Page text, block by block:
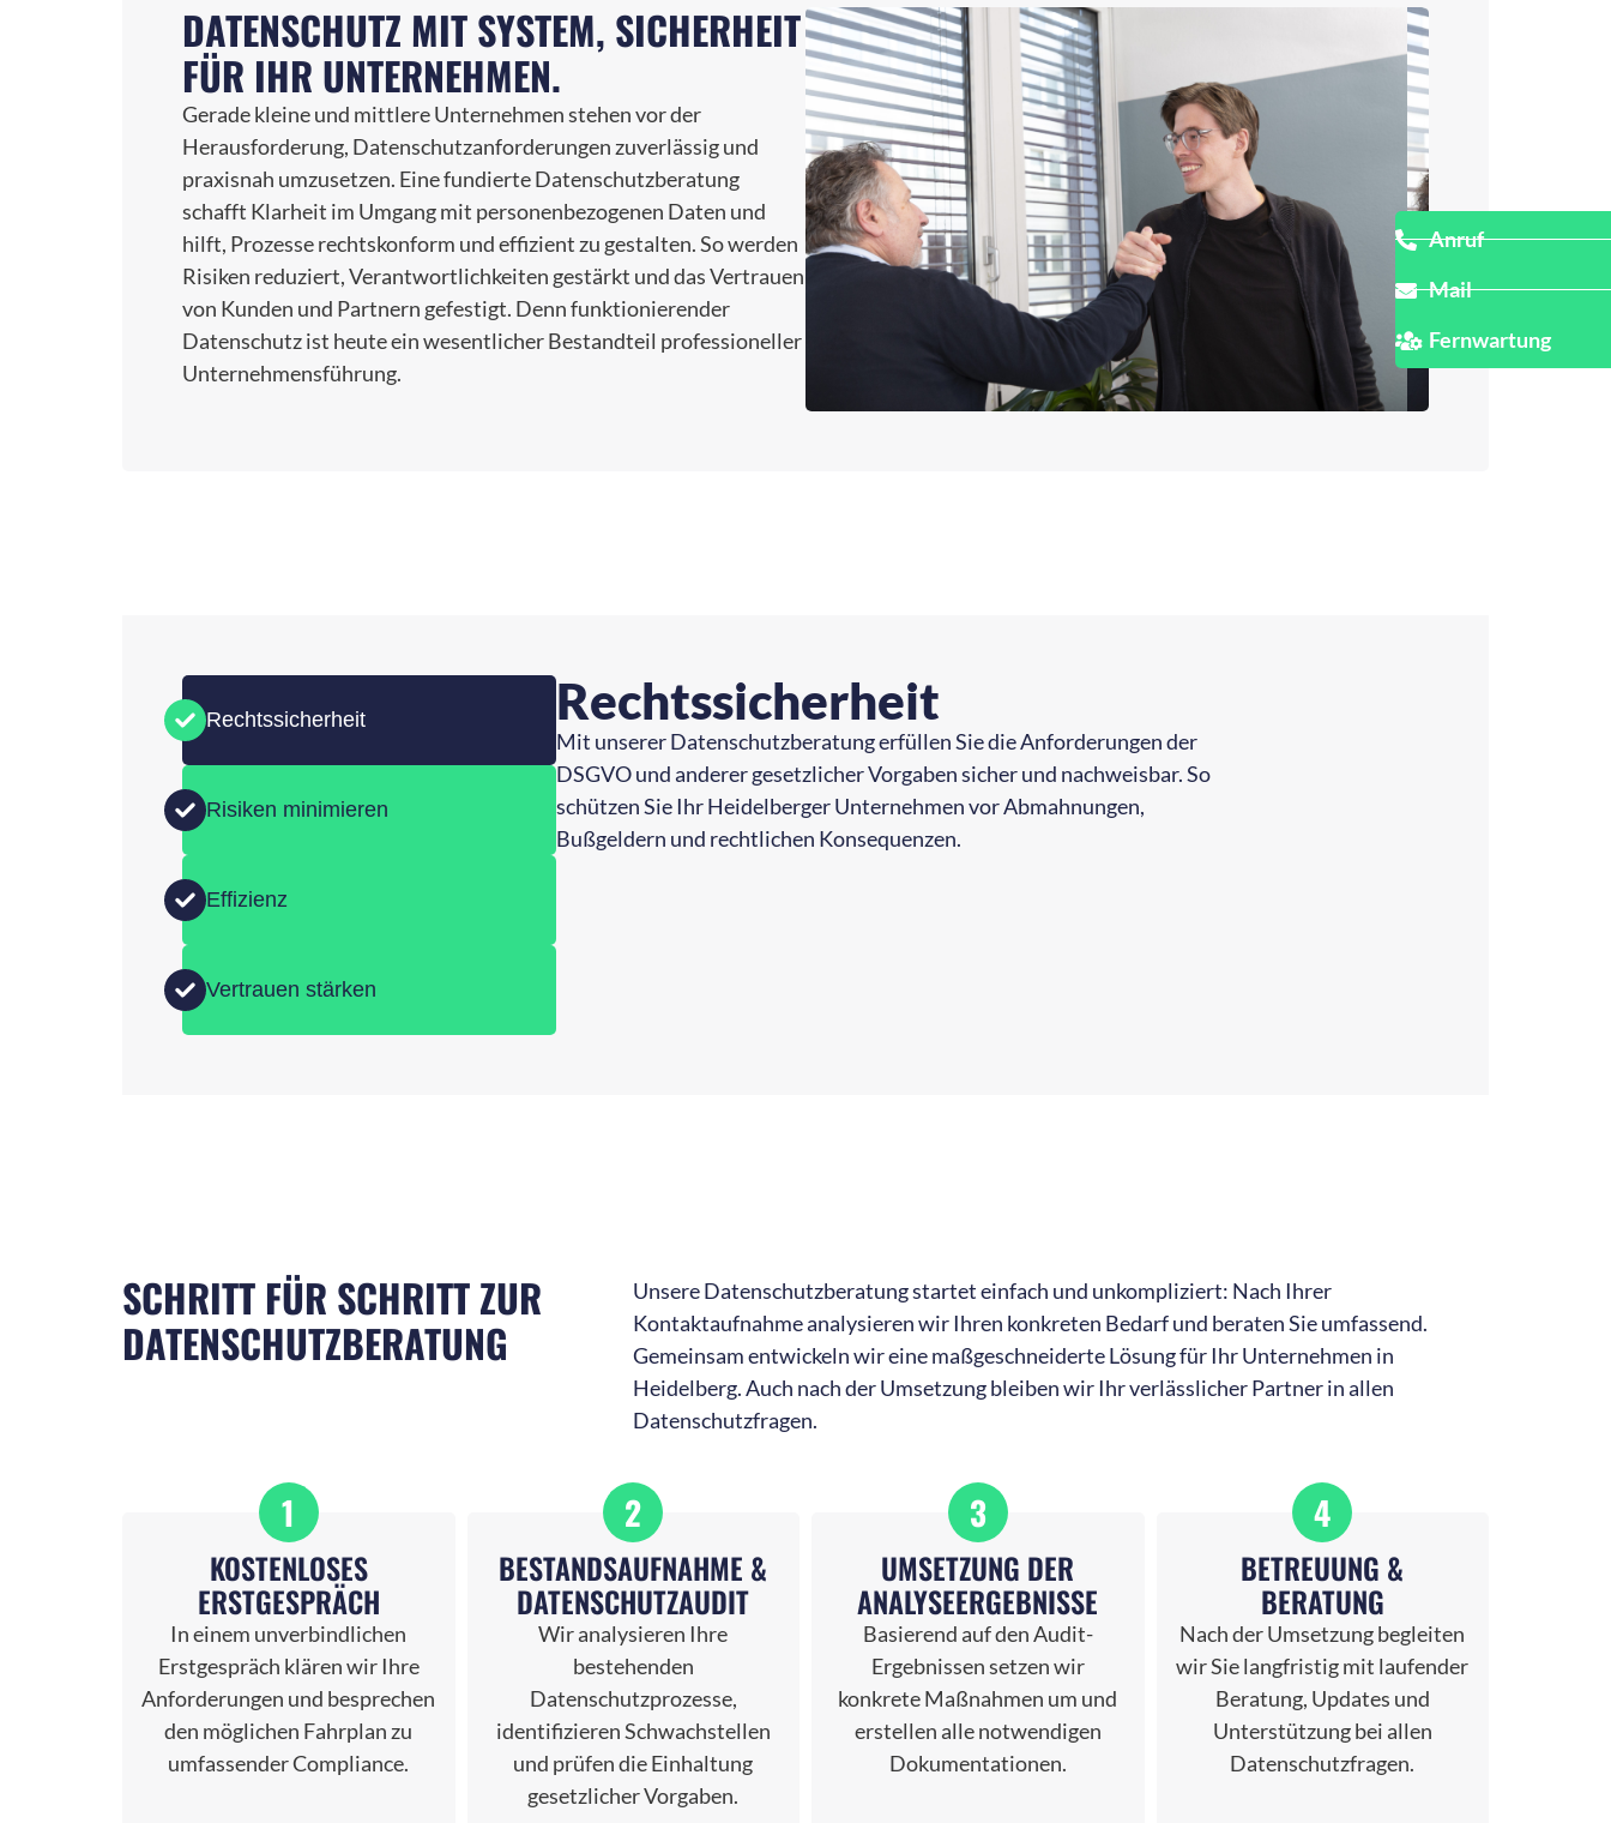
Anruf
Mail
Fernwartung
DATENSCHUTZ MIT SYSTEM, SICHERHEIT
FÜR IHR UNTERNEHMEN.
Gerade kleine und mittlere Unternehmen stehen vor der
Herausforderung, Datenschutzanforderungen zuverlässig und
praxisnah umzusetzen. Eine fundierte Datenschutzberatung
schafft Klarheit im Umgang mit personenbezogenen Daten und
hilft, Prozesse rechtskonform und effizient zu gestalten. So werden
Risiken reduziert, Verantwortlichkeiten gestärkt und das Vertrauen
von Kunden und Partnern gefestigt. Denn funktionierender
Datenschutz ist heute ein wesentlicher Bestandteil professioneller
Unternehmensführung.
Rechtssicherheit
Risiken minimieren
Effizienz
Vertrauen stärken
Rechtssicherheit
Mit unserer Datenschutzberatung erfüllen Sie die Anforderungen der
DSGVO und anderer gesetzlicher Vorgaben sicher und nachweisbar. So
schützen Sie Ihr Heidelberger Unternehmen vor Abmahnungen,
Bußgeldern und rechtlichen Konsequenzen.
SCHRITT FÜR SCHRITT ZUR
DATENSCHUTZBERATUNG
Unsere Datenschutzberatung startet einfach und unkompliziert: Nach Ihrer
Kontaktaufnahme analysieren wir Ihren konkreten Bedarf und beraten Sie umfassend.
Gemeinsam entwickeln wir eine maßgeschneiderte Lösung für Ihr Unternehmen in
Heidelberg. Auch nach der Umsetzung bleiben wir Ihr verlässlicher Partner in allen
Datenschutzfragen.
1
KOSTENLOSES
ERSTGESPRÄCH
In einem unverbindlichen
Erstgespräch klären wir Ihre
Anforderungen und besprechen
den möglichen Fahrplan zu
umfassender Compliance.
2
BESTANDSAUFNAHME &
DATENSCHUTZAUDIT
Wir analysieren Ihre
bestehenden
Datenschutzprozesse,
identifizieren Schwachstellen
und prüfen die Einhaltung
gesetzlicher Vorgaben.
3
UMSETZUNG DER
ANALYSEERGEBNISSE
Basierend auf den Audit-
Ergebnissen setzen wir
konkrete Maßnahmen um und
erstellen alle notwendigen
Dokumentationen.
4
BETREUUNG &
BERATUNG
Nach der Umsetzung begleiten
wir Sie langfristig mit laufender
Beratung, Updates und
Unterstützung bei allen
Datenschutzfragen.